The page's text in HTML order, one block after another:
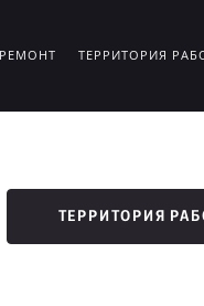
ТЕРРИТОРИЯ
ТЕРРИТОРИЯ